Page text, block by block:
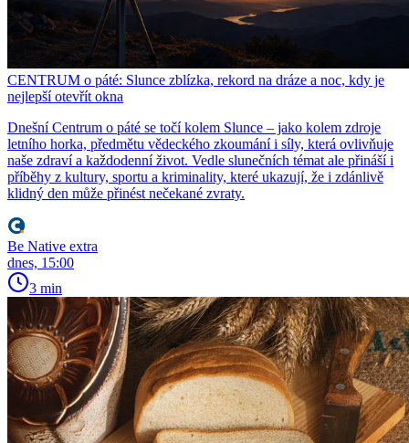
CENTRUM o páté: Slunce zblízka, rekord na dráze a noc, kdy je
nejlepší otevřít okna
Dnešní Centrum o páté se točí kolem Slunce – jako kolem zdroje
letního horka, předmětu vědeckého zkoumání i síly, která ovlivňuje
naše zdraví a každodenní život. Vedle slunečních témat ale přináší i
příběhy z kultury, sportu a kriminality, které ukazují, že i zdánlivě
klidný den může přinést nečekané zvraty.
Be Native extra
dnes, 15:00
3 min